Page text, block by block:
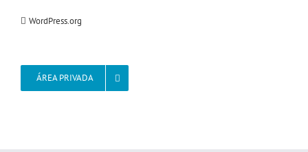
WordPress.org
ÁREA PRIVADA